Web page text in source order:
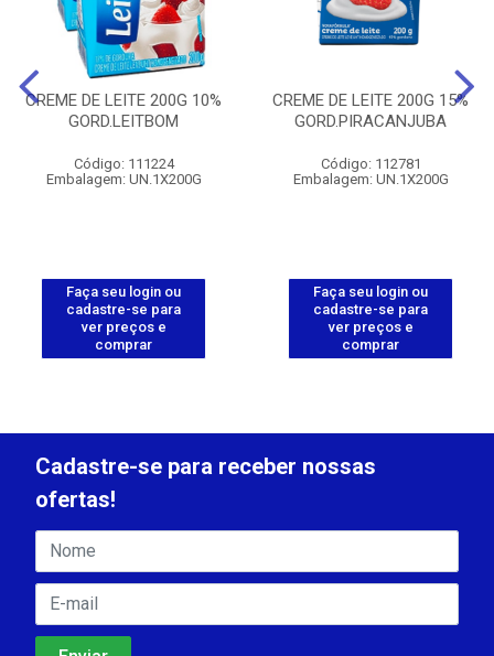
CREME DE LEITE 200G 10%
GORD.LEITBOM
Código: 111224
Embalagem: UN.1X200G
Faça seu login ou
cadastre-se para
ver preços e
comprar
CREME DE LEITE 200G 15%
GORD.PIRACANJUBA
Código: 112781
Embalagem: UN.1X200G
Faça seu login ou
cadastre-se para
ver preços e
comprar
Cadastre-se para receber nossas
ofertas!